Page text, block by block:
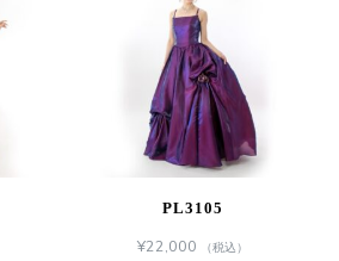
PL3105
¥22,000 （税込）